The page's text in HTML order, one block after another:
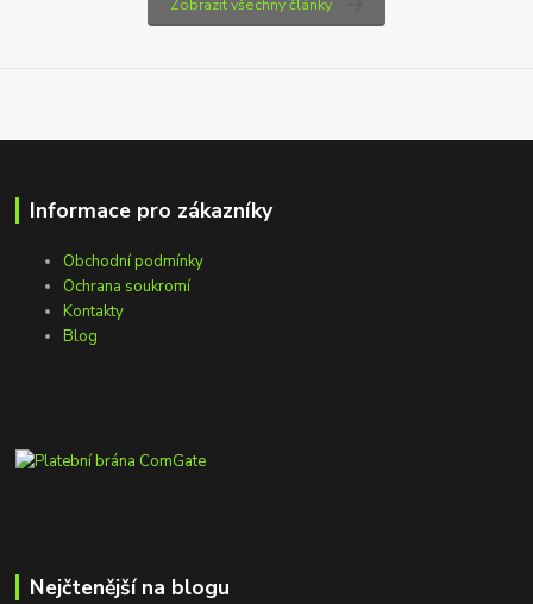
Zobrazit všechny články
Informace pro zákazníky
Obchodní podmínky
Ochrana soukromí
Kontakty
Blog
Nejčtenější na blogu